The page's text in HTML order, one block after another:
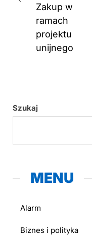
Previous
post:
Zakup w
ramach
projektu
unijnego
Szukaj
MENU
Alarm
Biznes i polityka